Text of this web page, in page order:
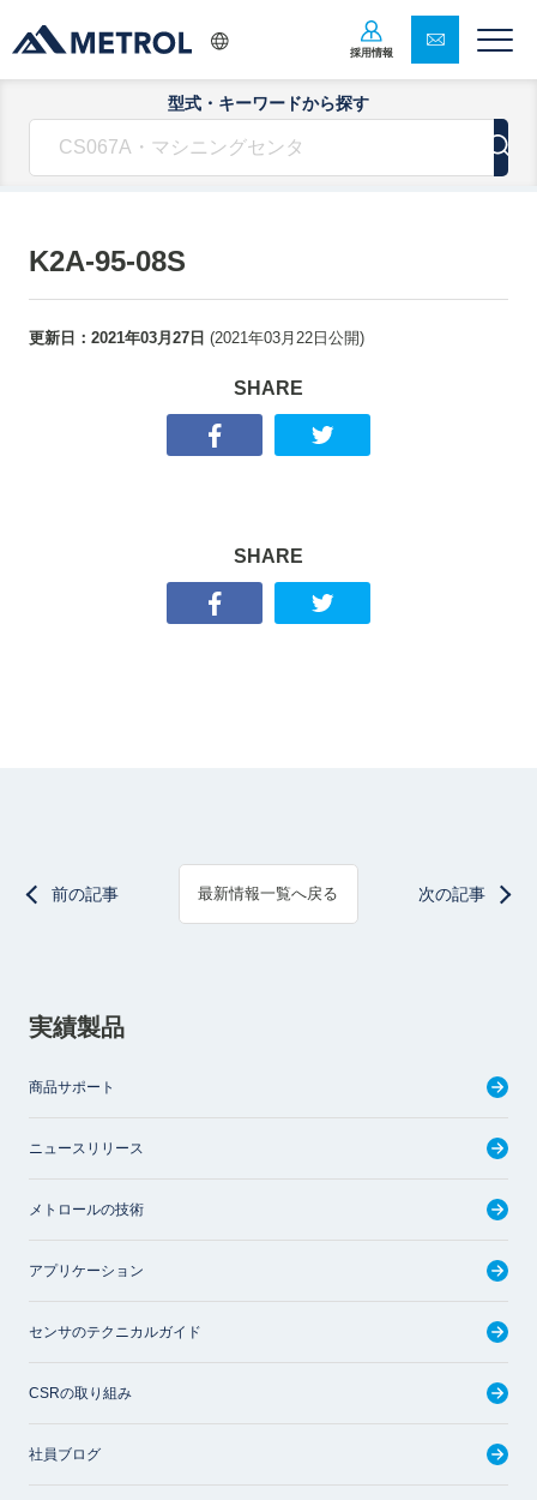
採用情報
型式・キーワードから探す
K2A-95-08S
更新日： 2021年03月27日 (2021年03月22日 公開)
SHARE
SHARE
前の記事 最新情報一覧へ戻る 次の記事
実績製品
商品サポート
ニュースリリース
メトロールの技術
アプリケーション
センサのテクニカルガイド
CSRの取り組み
社員ブログ